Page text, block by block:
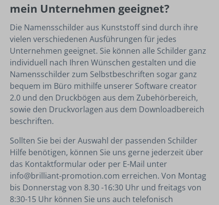
mein Unternehmen geeignet?
Die Namensschilder aus Kunststoff sind durch ihre
vielen verschiedenen Ausführungen für jedes
Unternehmen geeignet. Sie können alle Schilder ganz
individuell nach Ihren Wünschen gestalten und die
Namensschilder zum Selbstbeschriften sogar ganz
bequem im Büro mithilfe unserer Software creator
2.0 und den Druckbögen aus dem Zubehörbereich,
sowie den Druckvorlagen aus dem Downloadbereich
beschriften.
Sollten Sie bei der Auswahl der passenden Schilder
Hilfe benötigen, können Sie uns gerne jederzeit über
das Kontaktformular oder per E-Mail unter
info@brilliant-promotion.com erreichen. Von Montag
bis Donnerstag von 8.30 -16:30 Uhr und freitags von
8:30-15 Uhr können Sie uns auch telefonisch